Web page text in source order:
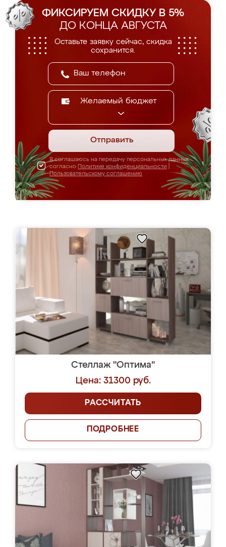
ФИКСИРУЕМ СКИДКУ В 5%
ДО КОНЦА АВГУСТА
Оставьте заявку сейчас, скидка
сохранится.
Желаемый бюджет
Отправить
Я соглашаюсь на передачу персональных данных
согласно Политике конфиденциальности
Пользовательскому соглашению
Стеллаж "Оптима"
Цена: 31300 руб.
РАССЧИТАТЬ
ПОДРОБНЕЕ